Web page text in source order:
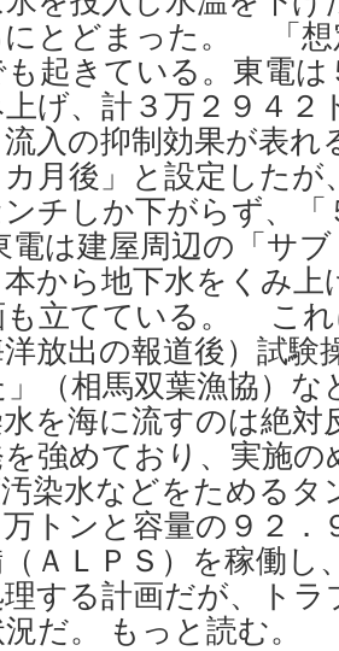
にとどまった。 「想
起きている。東電は
上げ、計３万２９４
入の抑制効果が表
月後」と設定した
ンチしか下がらず、
電は建屋周辺の「サ
から地下水をくみ
も立てている。 これ
放出の報道後）試験
（相馬双葉漁協）な
を海に流すのは絶対
強めており、実施
染水などをためるタ
トンと容量の９２．
ＡＬＰＳ）を稼働し
する計画だが、ト
だ。 もっと読む。